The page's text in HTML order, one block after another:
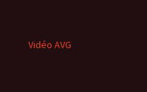
Vidéo AVG